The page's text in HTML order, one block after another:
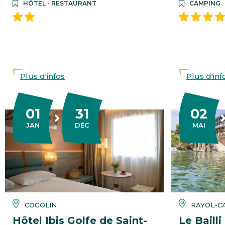
HÔTEL - RESTAURANT
Plus d'infos
CAMPING
Plus
COGOLIN
Hôtel Ibis Golfe de Saint-
DU 01
JAN VIER
AU 31
DÉCEMBRE
RAYOL-
Le Bailli
DU 02
MAI
AU